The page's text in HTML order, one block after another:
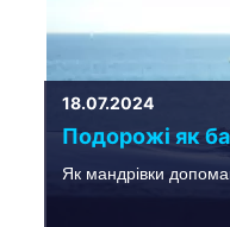
18.07.2024
Подорожі як
Як мандрівки